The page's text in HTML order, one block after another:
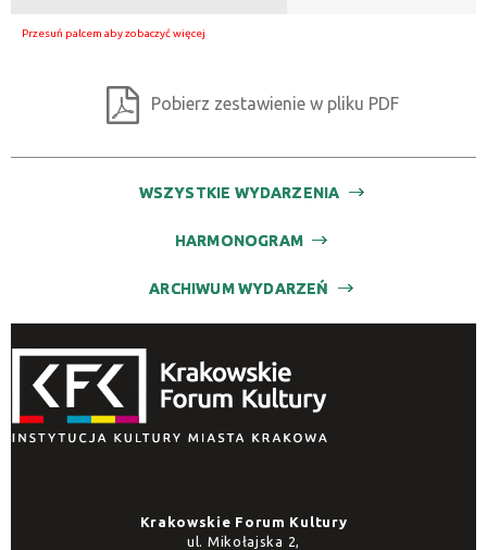
Pobierz zestawienie w pliku PDF
WSZYSTKIE WYDARZENIA
HARMONOGRAM
ARCHIWUM WYDARZEŃ
Krakowskie Forum Kultury
ul. Mikołajska 2,